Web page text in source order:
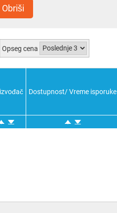
Obriši
Opseg cena
Dostupnost/ Vreme isporuke